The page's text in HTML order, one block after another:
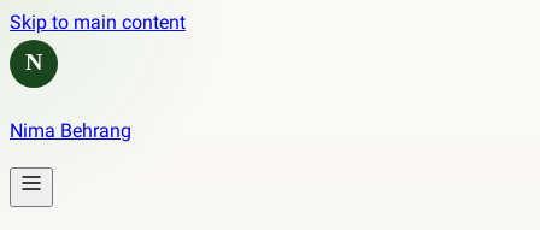
Skip to main content
N
Nima Behrang